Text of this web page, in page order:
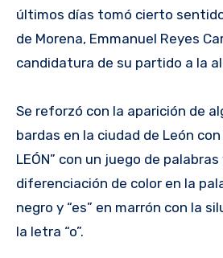
últimos días tomó cierto
de Morena, Emmanuel Reyes
candidatura de su partido a la
Se reforzó con la aparición de
bardas en la ciudad de León con
LEÓN” con un juego de palabras
diferenciación de color en la
negro y “es” en marrón con la
la letra “o”.